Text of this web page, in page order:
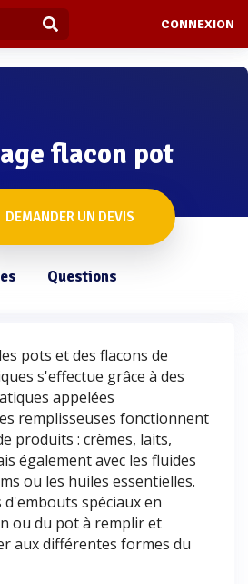
CONNEXION
flacon pot
DEMANDER UN DEVIS
Questions
pots et des flacons de
s'effectue grâce à des
appelées
remplisseuses fonctionnent
produits : crèmes, laits,
également avec les fluides
ou les huiles essentielles.
d'embouts spéciaux en
ou du pot à remplir et
aux différentes formes du